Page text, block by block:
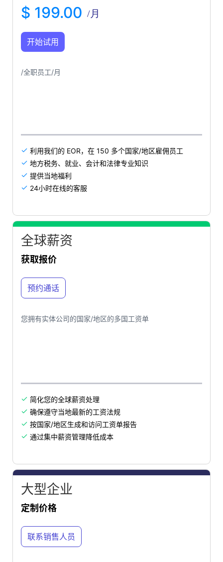
$ 199.00 /月
开始试用
/全职员工/月
 利用我们的 EOR，在 150 多个国家/地区雇佣员工
 地方税务、就业、会计和法律专业知识
 提供当地福利
 24小时在线的客服
全球薪资
获取报价
预约通话
您拥有实体公司的国家/地区的多国工资单
 简化您的全球薪资处理
 确保遵守当地最新的工资法规
 按国家/地区生成和访问工资单报告
 通过集中薪资管理降低成本
大型企业
定制价格
联系销售人员